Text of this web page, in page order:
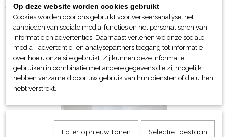
Home >webshop>Bed-, Bad-, Keuken en Tafellinnen
TC waszak
Op deze website worden cookies gebruikt
Cookies worden door ons gebruikt voor verkeersanalyse, het
aanbieden van sociale media-functies en het personaliseren van
informatie en advertenties. Daarnaast verlenen we onze sociale
media-, advertentie- en analysepartners toegang tot informatie
over hoe u onze site gebruikt. Zij kunnen deze informatie
gebruiken in combinatie met andere gegevens die zij mogelijk
hebben verzameld door uw gebruik van hun diensten of die u hen
hebt verstrekt.
Later opnieuw tonen Selectie toestaan